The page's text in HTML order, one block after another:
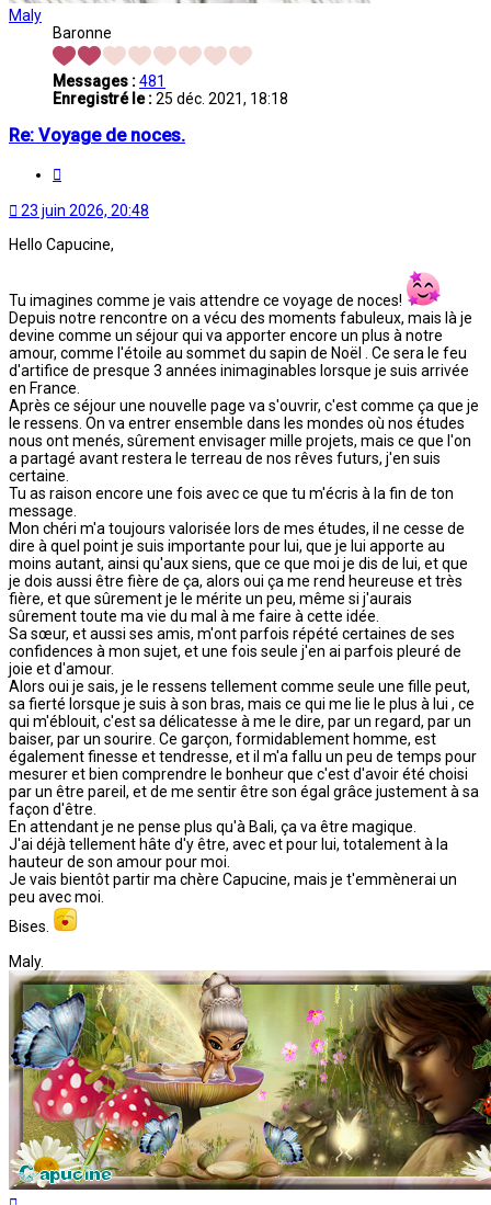
Maly
Baronne
Messages :481
Enregistré le :25 déc. 2021, 18:18
Re: Voyage de noces.
23 juin 2026, 20:48
Hello Capucine,
Tu imagines comme je vais attendre ce voyage de noces!
Depuis notre rencontre on a vécu des moments fabuleux, mais là je
devine comme un séjour qui va apporter encore un plus à notre
amour, comme l'étoile au sommet du sapin de Noël . Ce sera le feu
d'artifice de presque 3 années inimaginables lorsque je suis arrivée
en France.
Après ce séjour une nouvelle page va s'ouvrir, c'est comme ça que je
le ressens. On va entrer ensemble dans les mondes où nos études
nous ont menés, sûrement envisager mille projets, mais ce que l'on
a partagé avant restera le terreau de nos rêves futurs, j'en suis
certaine.
Tu as raison encore une fois avec ce que tu m'écris à la fin de ton
message.
Mon chéri m'a toujours valorisée lors de mes études, il ne cesse de
dire à quel point je suis importante pour lui, que je lui apporte au
moins autant, ainsi qu'aux siens, que ce que moi je dis de lui, et que
je dois aussi être fière de ça, alors oui ça me rend heureuse et très
fière, et que sûrement je le mérite un peu, même si j'aurais
sûrement toute ma vie du mal à me faire à cette idée.
Sa sœur, et aussi ses amis, m'ont parfois répété certaines de ses
confidences à mon sujet, et une fois seule j'en ai parfois pleuré de
joie et d'amour.
Alors oui je sais, je le ressens tellement comme seule une fille peut,
sa fierté lorsque je suis à son bras, mais ce qui me lie le plus à lui , ce
qui m'éblouit, c'est sa délicatesse à me le dire, par un regard, par un
baiser, par un sourire. Ce garçon, formidablement homme, est
également finesse et tendresse, et il m'a fallu un peu de temps pour
mesurer et bien comprendre le bonheur que c'est d'avoir été choisi
par un être pareil, et de me sentir être son égal grâce justement à sa
façon d'être.
En attendant je ne pense plus qu'à Bali, ça va être magique.
J'ai déjà tellement hâte d'y être, avec et pour lui, totalement à la
hauteur de son amour pour moi.
Je vais bientôt partir ma chère Capucine, mais je t'emmènerai un
peu avec moi.
Bises.
Maly.